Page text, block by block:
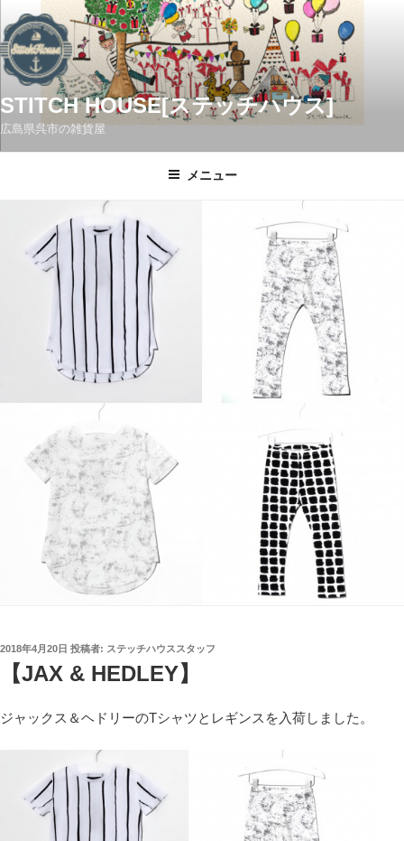
ン
テ
ン
ツ
へ
STITCH HOUSE[ステッチハウス]
広島県呉市の雑貨屋
メニュー
投
2018年4月20日 投稿者: ステッチハウススタッフ
【JAX & HEDLEY】
ジャックス＆ヘドリーのTシャツとレギンスを入荷しました。